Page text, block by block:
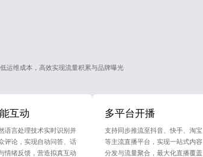
运维成本，高效实现流量积累与品牌曝光
互动
语言处理技术实时识别并
评论，实现自动问答、话
情绪反馈，营造拟真互动
多平台开播
支持同步推流至抖音、快手、淘宝
等主流直播平台，实现一站式内容
分发与流量聚合，最大化直播覆盖